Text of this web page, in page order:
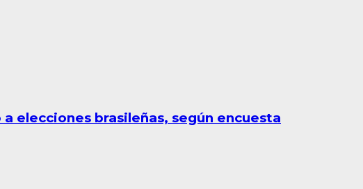
elecciones brasileñas, según encuesta